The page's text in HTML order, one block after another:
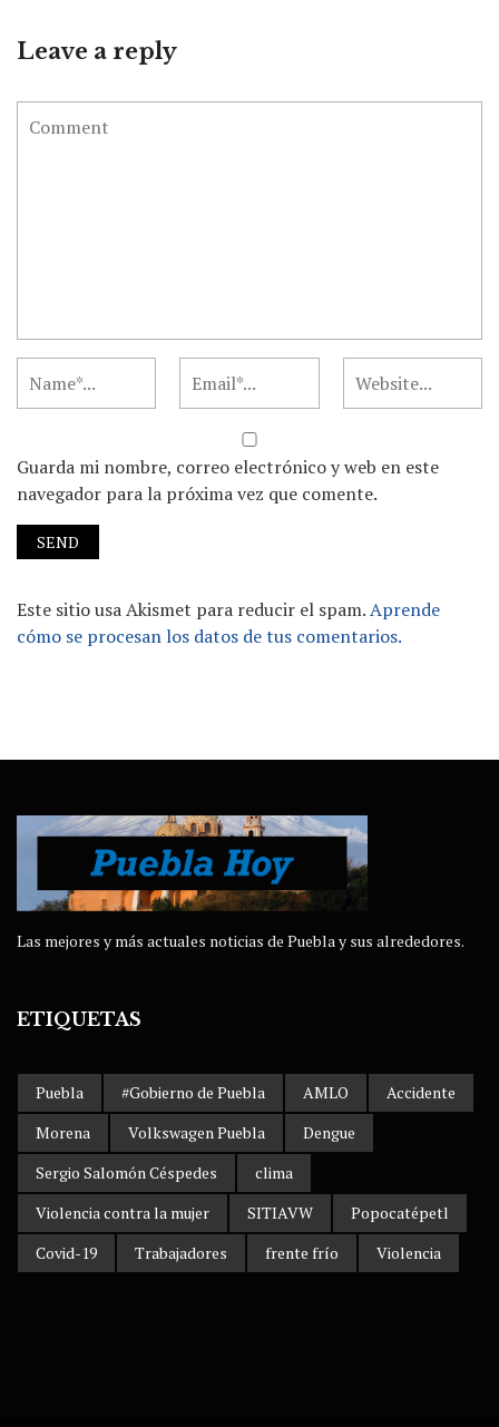
Leave a reply
Guarda mi nombre, correo electrónico y web en este
navegador para la próxima vez que comente.
Este sitio usa Akismet para reducir el spam.Aprende
cómo se procesan los datos de tus comentarios.
Las mejores y más actuales noticias de Puebla y sus alrededores.
ETIQUETAS
Puebla #Gobierno de Puebla AMLO
Accidente
Morena
Volkswagen Puebla
Dengue
Sergio Salomón Céspedes
clima
Violencia contra la mujer
SITIAVW
Popocatépetl
Covid-19
Trabajadores frente frío Violencia